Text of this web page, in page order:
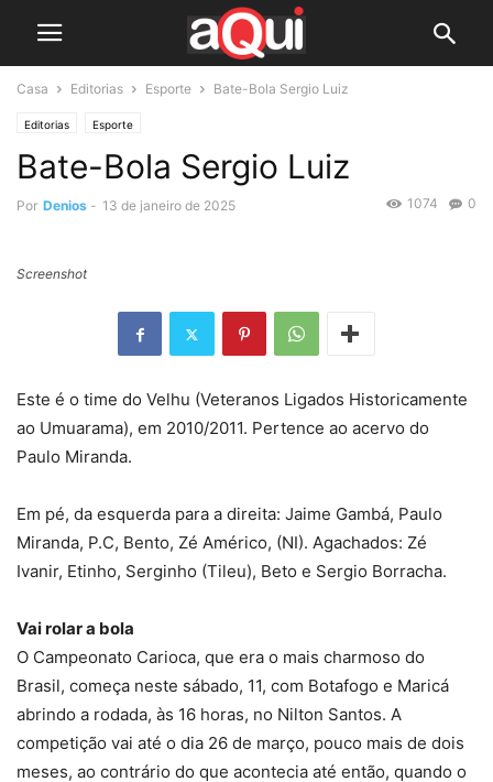
Casa Editorias Esporte Bate-Bola Sergio Luiz
Editorias Esporte
Bate-Bola Sergio Luiz
Por Denios - 13 de janeiro de 2025 0
1074
Screenshot
Este é o time do Velhu (Veteranos Ligados Historicamente
ao Umuarama), em 2010/2011. Pertence ao acervo do
Paulo Miranda.
Em pé, da esquerda para a direita: Jaime Gambá, Paulo
Miranda, P.C, Bento, Zé Américo, (NI). Agachados: Zé
Ivanir, Etinho, Serginho (Tileu), Beto e Sergio Borracha.
Vai rolar a bola
O Campeonato Carioca, que era o mais charmoso do
Brasil, começa neste sábado, 11, com Botafogo e Maricá
abrindo a rodada, às 16 horas, no Nilton Santos. A
competição vai até o dia 26 de março, pouco mais de dois
meses, ao contrário do que acontecia até então, quando o